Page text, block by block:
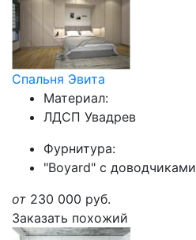
Спальня Эвита
Материал:
ЛДСП Увадрев
Фурнитура:
"Boyard" с доводчиками
от 230 000 руб.
Заказать похожий